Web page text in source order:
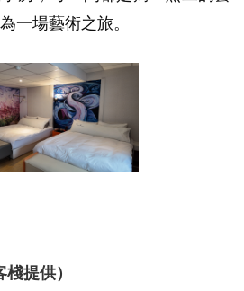
一場藝術之旅。
提供）